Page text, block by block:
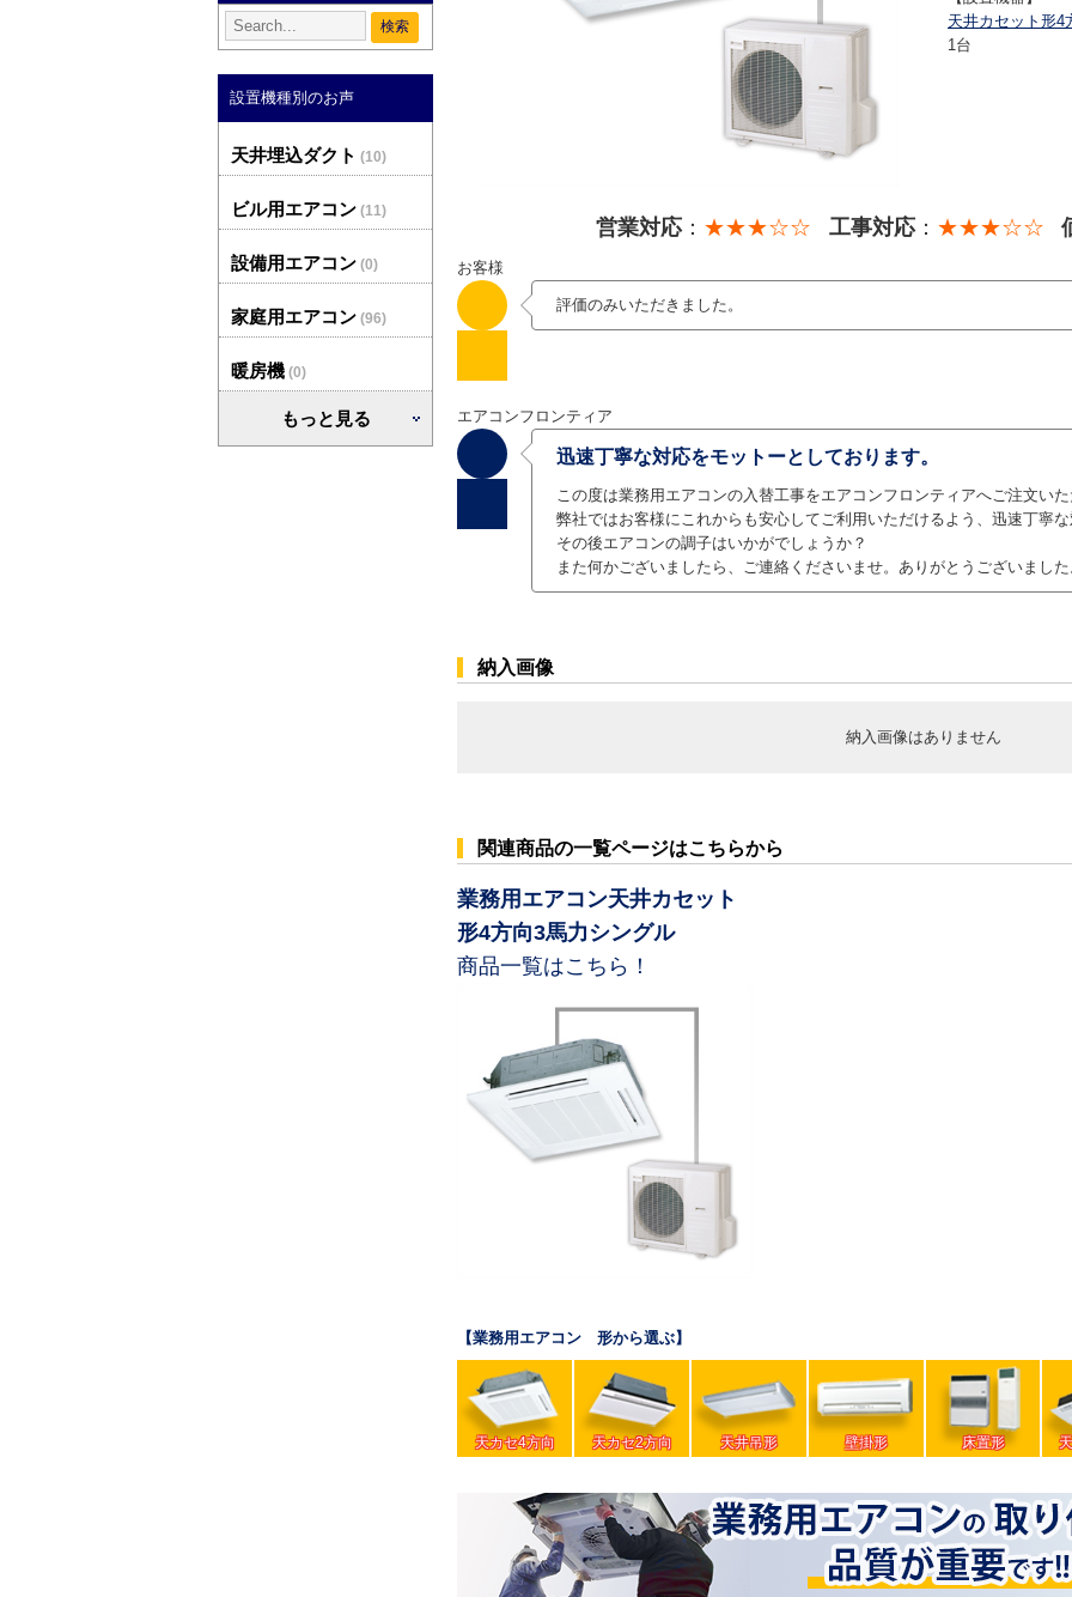
設置機種別のお声
天井埋込ダクト (10)
ビル用エアコン (11)
設備用エアコン (0)
家庭用エアコン (96)
暖房機 (0)
もっと見る
天井カセット
1台
営業対応： ★★★☆☆ 工事対応： ★★★☆☆
お客様
評価のみいただきました。
エアコンフロンティア
迅速丁寧な対応をモットーとしております。
この度は業務用エアコンの入替工事をエアコンフロンティアへご注文い
弊社ではお客様にこれからも安心してご利用いただけるよう、迅速丁寧
その後エアコンの調子はいかがでしょうか？
また何かございましたら、ご連絡くださいませ。ありがとうございまし
納入画像
納入画像はありません
関連商品の一覧ページはこちらから
業務用エアコン天井カセット
形4方向3馬力シングル
商品一覧はこちら！
【業務用エアコン 形から選ぶ】
天カセ4方向 天カセ2方向 天井吊形 壁掛形 床置形